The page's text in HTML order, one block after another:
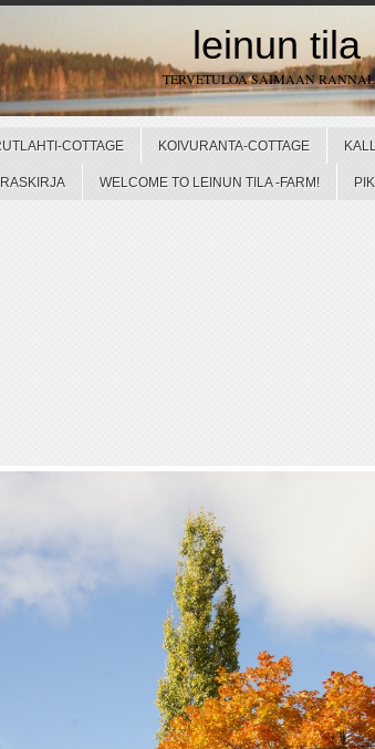
leinun tila
TERVETULOA SAIMAAN
COTTAGE KOIVURANTA-COTTAGE
WELCOME TO LEINUN TILA -FARM!